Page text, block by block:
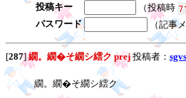
投稿キー
（投稿時
パスワード
（記事
[287]繝。繝�そ繝シ繧ク prej 投稿者：
繝。繝�そ繝シ繧ク